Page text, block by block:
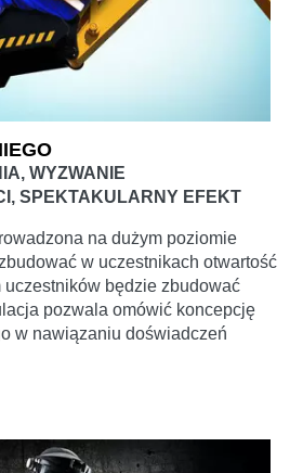
WYZWANIE
SPEKTAKULARNY EFEKT
na dużym poziomie
w uczestnikach otwartość
uczestników będzie zbudować
pozwala omówić koncepcję
w nawiązaniu doświadczeń